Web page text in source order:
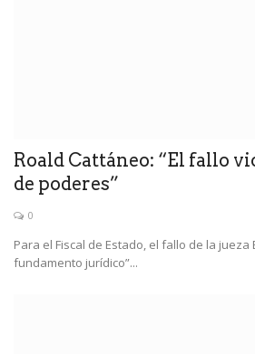
Roald Cattáneo: “El fallo
de poderes”
0
Para el Fiscal de Estado, el fallo de la jueza
fundamento jurídico”...